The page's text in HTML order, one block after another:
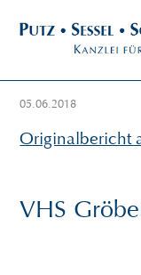
05.06.2018
Originalbericht
VHS